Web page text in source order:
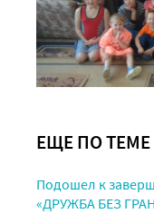
ЕЩЕ ПО ТЕМЕ
Подошел к
«ДРУЖБА БЕЗ